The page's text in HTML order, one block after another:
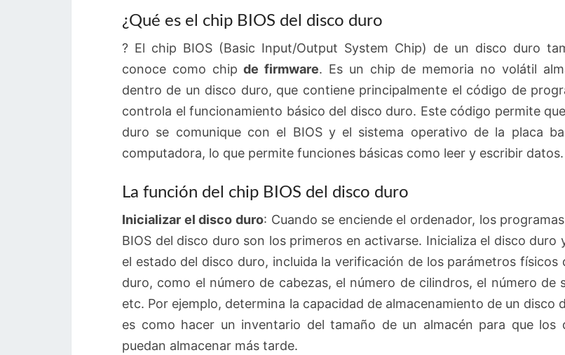
¿Qué es el chip BIOS del disco duro
? El chip BIOS (Basic Input/Output System Chip) de un disco duro
conoce como chipde firmware. Es un chip de memoria no volátil
dentro de un disco duro, que contiene principalmente el código de
controla el funcionamiento básico del disco duro. Este código permite
duro se comunique con el BIOS y el sistema operativo de la placa
computadora, lo que permite funciones básicas como leer y escribir datos.
La función del chip BIOS del disco duro
Inicializar el disco duro: Cuando se enciende el ordenador, los
BIOS del disco duro son los primeros en activarse. Inicializa el disco duro
el estado del disco duro, incluida la verificación de los parámetros físicos
duro, como el número de cabezas, el número de cilindros, el número de
etc. Por ejemplo, determina la capacidad de almacenamiento de un disco
es como hacer un inventario del tamaño de un almacén para que los
puedan almacenar más tarde.